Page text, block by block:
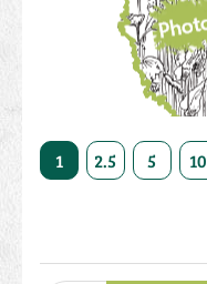
1 2.5 5 10